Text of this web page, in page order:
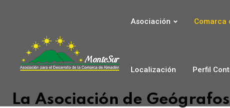
Asociación Comarca
Localización Perfil
La Asociación de